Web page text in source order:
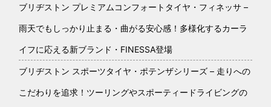
ブリヂストン プレミアムコンフォートタイヤ・フィネッサ –
雨天でもしっかり止まる・曲がる安心感！多様化するカーラ
イフに応える新ブランド・FINESSA登場
ブリヂストン スポーツタイヤ・ポテンザシリーズ – 走りへの
こだわりを追求！ツーリングやスポーティードライビングの